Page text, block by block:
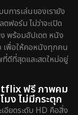
72
648
8
52
16
การเล่นของเรายัง
อร์ม ไม่ว่าจะเปิด
พร้อมอัปเดต หนัง
เพื่อให้คอหนังทุกคน
ดีที่สุดและสดใหม่อยู่
ฟรี ภาพคม
มง ไม่มีกระตุก
อียดระดับ HD คือสิ่ง